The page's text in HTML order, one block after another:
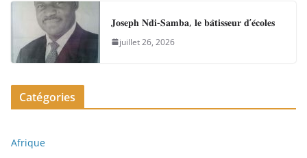
𝐉𝐨𝐬𝐞𝐩𝐡 𝐍𝐝𝐢-𝐒𝐚𝐦𝐛𝐚, 𝐥𝐞 𝐛𝐚̂𝐭𝐢𝐬𝐬𝐞𝐮𝐫 𝐝’𝐞́𝐜𝐨𝐥𝐞𝐬
juillet 26, 2026
Catégories
Afrique